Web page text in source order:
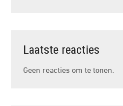
Laatste reacties
Geen reacties om te tonen.